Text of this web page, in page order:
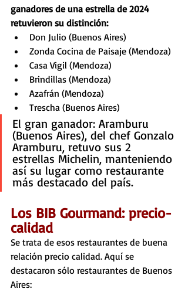
ganadores de una estrella de 2024
retuvieron su distinción:
Don Julio (Buenos Aires)
Zonda Cocina de Paisaje (Mendoza)
Casa Vigil (Mendoza)
Brindillas (Mendoza)
Azafrán (Mendoza)
Trescha (Buenos Aires)
El gran ganador: Aramburu
(Buenos Aires), del chef Gonzalo
Aramburu, retuvo sus 2
estrellas Michelin, manteniendo
así su lugar como restaurante
más destacado del país.
Los BIB Gourmand: precio-
calidad
Se trata de esos restaurantes de buena
relación precio calidad. Aquí se
destacaron sólo restaurantes de Buenos
Aires: